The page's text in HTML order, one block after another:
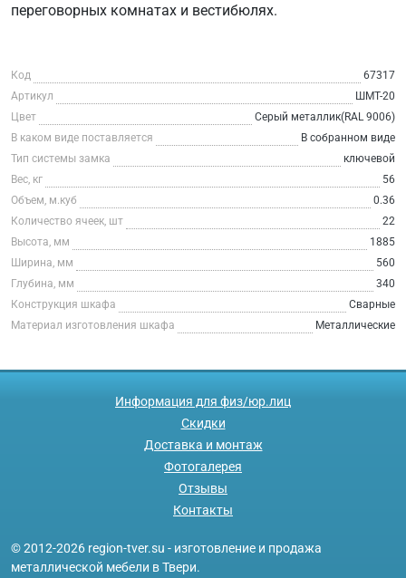
переговорных комнатах и вестибюлях.
Код
67317
Артикул
ШМТ-20
Цвет
Серый металлик(RAL 9006)
В каком виде поставляется
В собранном виде
Тип системы замка
ключевой
Вес, кг
56
Объем, м.куб
0.36
Количество ячеек, шт
22
Высота, мм
1885
Ширина, мм
560
Глубина, мм
340
Конструкция шкафа
Сварные
Материал изготовления шкафа
Металлические
Информация для физ/юр.лиц
Скидки
Доставка и монтаж
Фотогалерея
Отзывы
Контакты
© 2012-2026 region-tver.su - изготовление и продажа
металлической мебели в Твери.